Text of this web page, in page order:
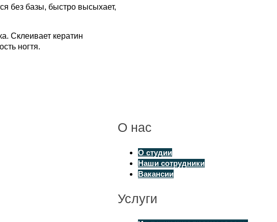
без базы, быстро высыхает,
Склеивает кератин
ногтя.
О нас
О студии
Наши сотрудники
Вакансии
Услуги